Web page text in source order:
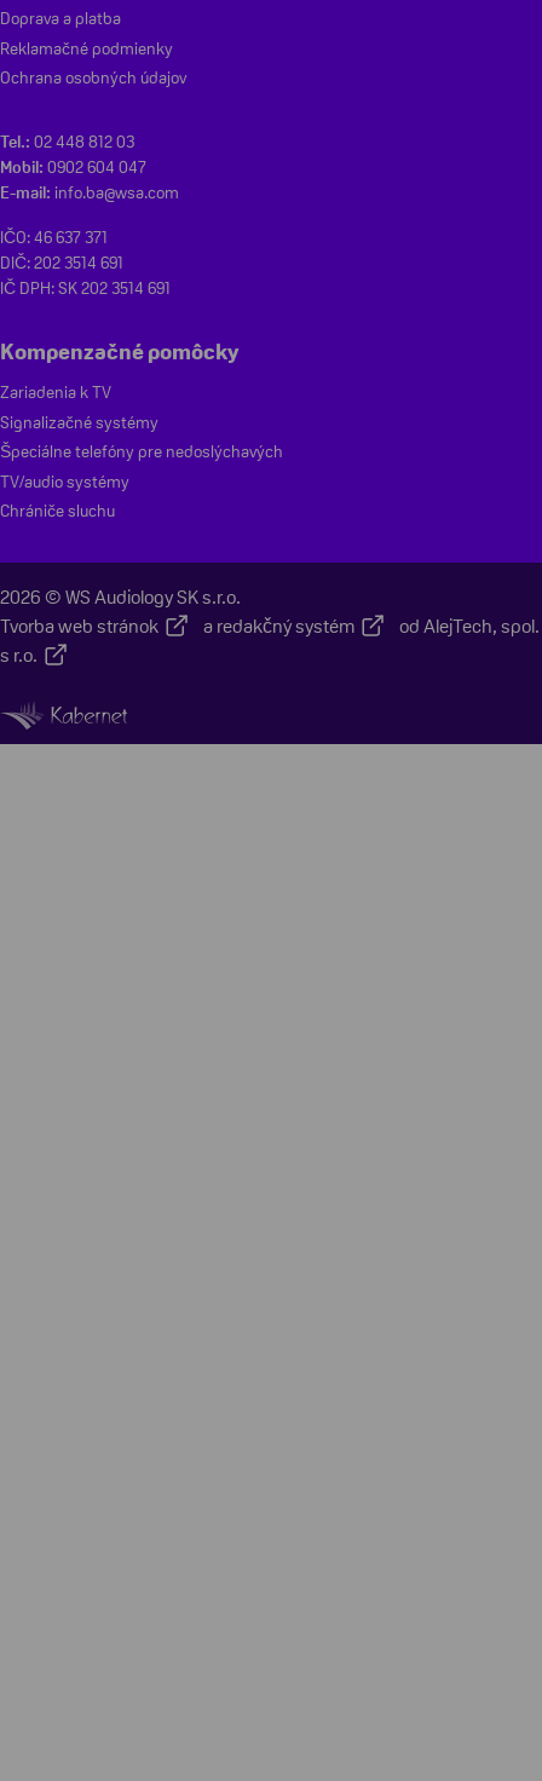
Tel.: 02 448 812 03
Mobil: 0902 604 047
E-mail: info.ba@wsa.com
IČO: 46 637 371
DIČ: 202 3514 691
IČ DPH: SK 202 3514 691
Kompenzačné pomôcky
Zariadenia k TV
Signalizačné systémy
Špeciálne telefóny pre nedoslýchavých
TV/audio systémy
Chrániče sluchu
Doprava a platba
Reklamačné podmienky
Ochrana osobných údajov
2026 © WS Audiology SK s.r.o.
Tvorba web stránok
a redakčný systém od AlejTech, spol.
s r.o.